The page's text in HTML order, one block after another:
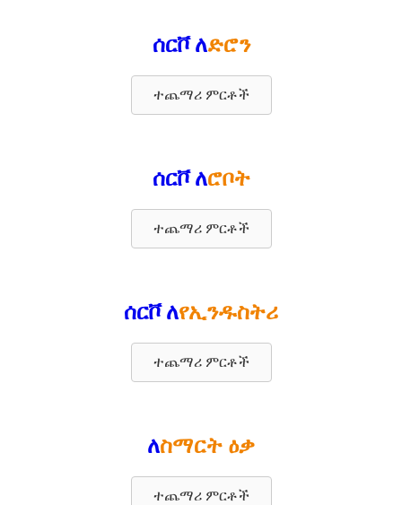
ሰርቮ ለድሮን
ተጨማሪ ምርቶች
ሰርቮ ለሮቦት
ተጨማሪ ምርቶች
ሰርቮ ለየኢንዱስትሪ
ተጨማሪ ምርቶች
ለስማርት ዕቃ
ተጨማሪ ምርቶች